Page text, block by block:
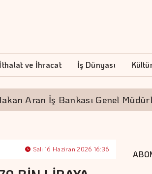
İthalat ve İhracat İş Dünyası
Aran İş Bankası Genel
Salı 16 Haziran 2026 16:36